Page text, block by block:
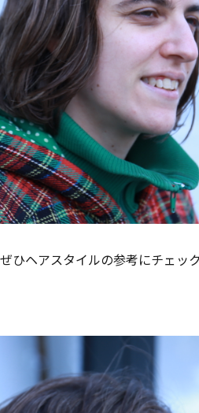
ひヘアスタイルの参考にチェッ